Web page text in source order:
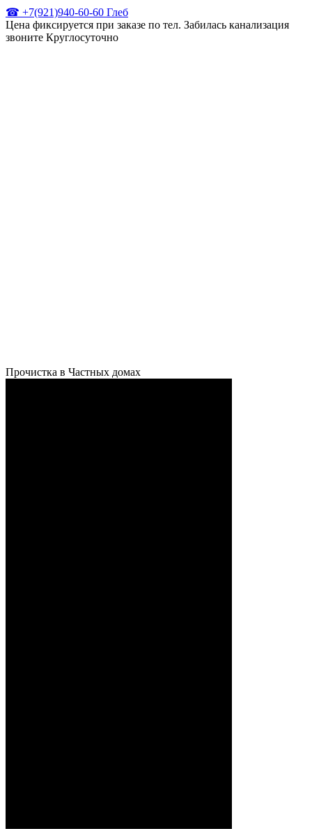
☎ +7(921)940-60-60 Глеб
Цена фиксируется при заказе по тел. Забилась канализация
звоните Круглосуточно
Прочистка в Частных домах